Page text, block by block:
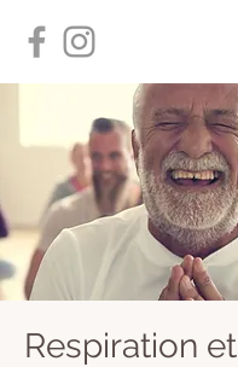
Respiration et